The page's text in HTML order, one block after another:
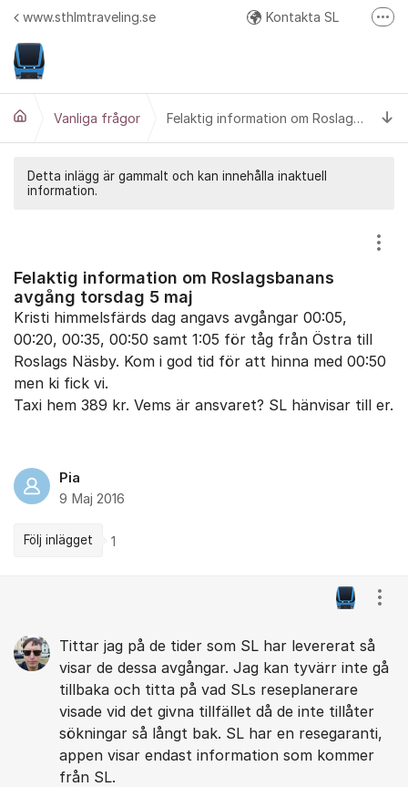
Hoppa till innehåll
www.sthlmtraveling.se Kontakta SL
Google+ (diskussion och beta test av nya versioner)
Vanliga frågor Felaktig information om Roslagsbanans avgång torsdag 5 maj
Detta inlägg är gammalt och kan innehålla inaktuell
information.
Felaktig information om Roslagsbanans
avgång torsdag 5 maj
Kristi himmelsfärds dag angavs avgångar 00:05,
00:20, 00:35, 00:50 samt 1:05 för tåg från Östra till
Roslags Näsby. Kom i god tid för att hinna med 00:50
men ki fick vi.
Taxi hem 389 kr. Vems är ansvaret? SL hänvisar till er.
Pia
9 Maj 2016
Följ inlägget 1
Tittar jag på de tider som SL har levererat så
visar de dessa avgångar. Jag kan tyvärr inte gå
tillbaka och titta på vad SLs reseplanerare
visade vid det givna tillfället då de inte tillåter
sökningar så långt bak. SL har en resegaranti,
appen visar endast information som kommer
från SL.